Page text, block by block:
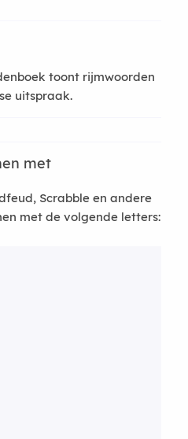
toont rijmwoorden
uitspraak.
met
Scrabble en andere
met de volgende letters: